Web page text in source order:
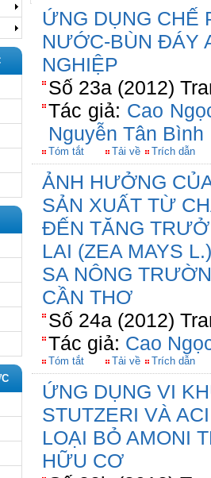
ỨNG DỤNG CHẾ
NƯỚC-BÙN ĐÁY
NGHIỆP
Số 23a (2012)
Tác giả: Cao
Nguyễn Tân Bình
Tóm tắt Tải về Trích dẫn
ẢNH HƯỞNG
SẢN XUẤT TỪ
ĐẾN TĂNG
LAI (ZEA MAYS
SA NÔNG
CẦN THƠ
Số 24a (2012)
Tác giả: Cao
Tóm tắt Tải về Trích dẫn
ỨNG DỤNG VI
STUTZERI VÀ
LOẠI BỎ AMONI
HỮU CƠ